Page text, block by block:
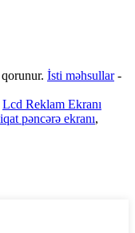
İsti məhsullar-
Lcd Reklam Ekranı
pəncərə ekranı,